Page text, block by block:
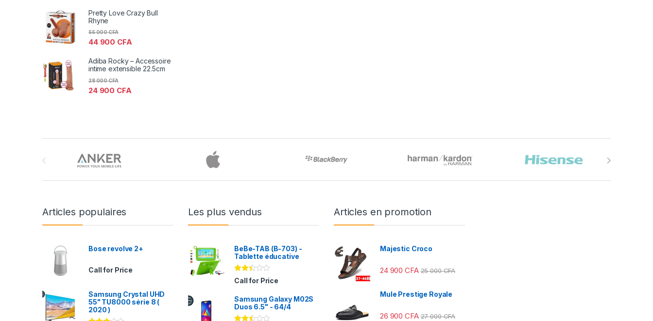
Pretty Love Crazy Bull
Rhyne
44 900 CFA
55 000CFA
Adiba Rocky – Accessoire
intime extensible 22.5cm
24 900 CFA
28 000CFA
Articles populaires
Bose revolve 2+
Call for Price
Samsung Crystal UHD
55" TU8000 série 8 (
2020 )
Les plus vendus
BeBe-TAB (B-703) -
Tablette éducative
Note
2.31
5
Call for Price
Samsung Galaxy M02S
Duos 6.5" - 64/4
Articles en promotion
Majestic Croco
24 900CFA 25 000CFA
Mule Prestige Royale
26 900CFA 27 000CFA